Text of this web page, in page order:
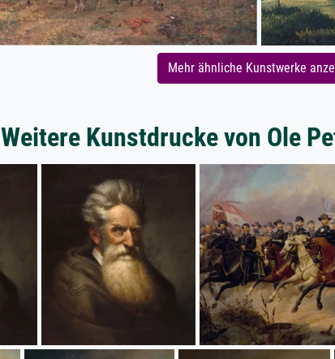
Mehr ähnliche Kunstwerke
Weitere Kunstdrucke von Ole